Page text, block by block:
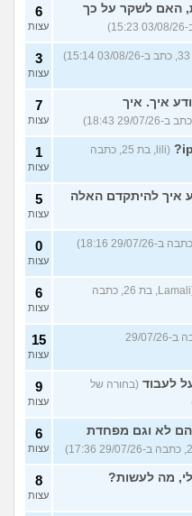
האם לשקר על כך
6
עצות
3
עצות
איך. איך
7
עצות
(lili, בת 25, כתבה
1
עצות
איך להיתקדם האלה 5
עצות
0
עצות
(Lamali, בת 26, כתבה
6
עצות
(אנונימית, בת 25, כתבה ב-29/07/26
15
עצות
לעבוד (בחורה של
9
עצות
הם לא וגם מפחדת
6
עצות
מה לעשות? 8
עצות